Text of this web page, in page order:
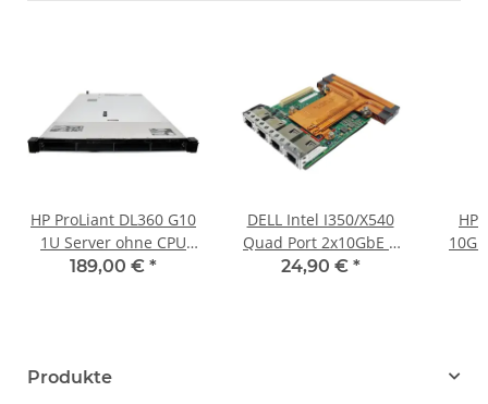
HP ProLiant DL360 G10
1U Server ohne CPU
2xHS Normal 0 GB PC4
189,00 € *
DELL Intel I350/X540
Quad Port 2x10GbE +
2x1GbE Network
24,90 € *
HP
Produkte